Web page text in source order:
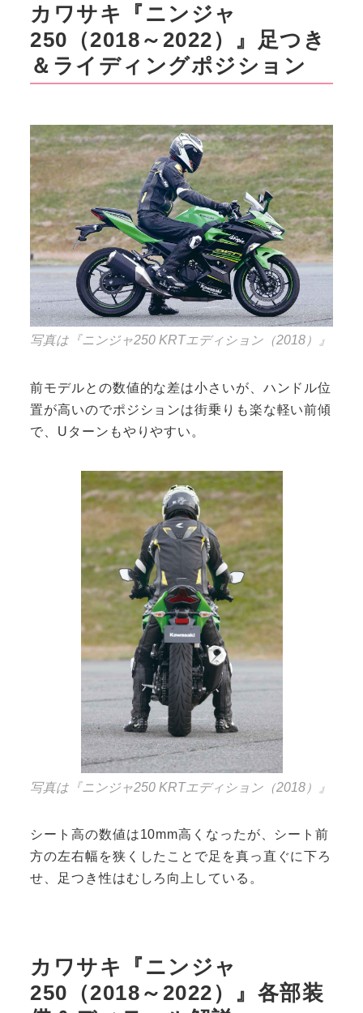
カワサキ『ニンジャ
250（2018～2022）』足つき
＆ライディングポジション
写真は『ニンジャ250 KRTエディション（2018）』
前モデルとの数値的な差は小さいが、ハンドル位
置が高いのでポジションは街乗りも楽な軽い前傾
で、Uターンもやりやすい。
写真は『ニンジャ250 KRTエディション（2018）』
シート高の数値は10mm高くなったが、シート前
方の左右幅を狭くしたことで足を真っ直ぐに下ろ
せ、足つき性はむしろ向上している。
カワサキ『ニンジャ
250（2018～2022）』各部装